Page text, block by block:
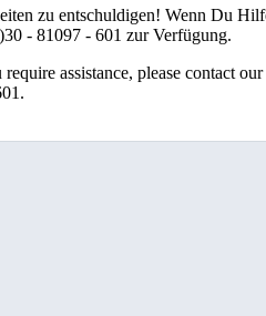
zu entschuldigen! Wenn Du
- 81097 - 601 zur Verfügung.
assistance, please contact